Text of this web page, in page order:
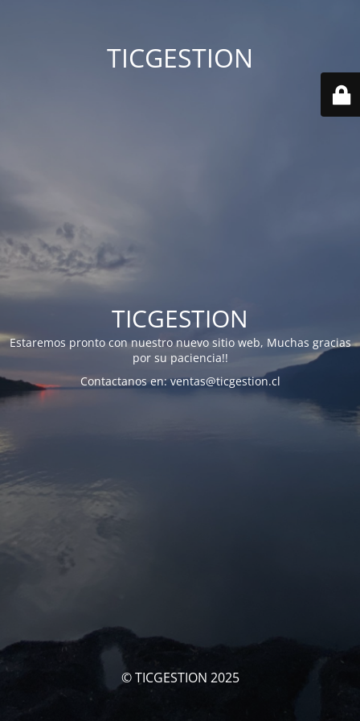
TICGESTION
TICGESTION
Estaremos pronto con nuestro nuevo sitio web, Muchas gracias
por su paciencia!!
Contactanos en: ventas@ticgestion.cl
© TICGESTION 2025